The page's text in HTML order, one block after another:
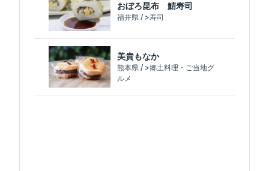
おぼろ昆布 鯖寿司
福井県 / >寿司
美貴もなか
熊本県 / >郷土料理・ご当地グ
ルメ